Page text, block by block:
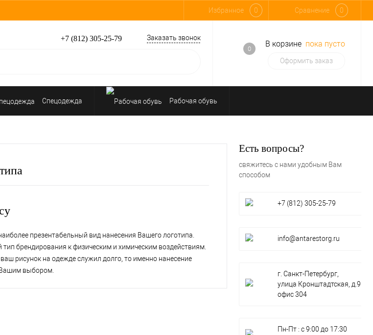
Избранное 0 Сравнение 0
+7 (812) 305-25-79 Заказать звонок
0
В корзине пока пусто
Оформить заказ
Спецодежда Рабочая обувь
презентабельный вид нанесения Вашего логотипа.
брендирования к физическим и химическим воздействиям.
рисунок на одежде служил долго, то именно нанесение
выбором.
Есть вопросы?
свяжитесь с нами удобным Вам
способом
+7 (812) 305-25-79
info@antarestorg.ru
г. Санкт-Петербург,
улица Кронштадтская, д.9к4,
офис 304
Пн-Пт : с 9:00 до 17:30